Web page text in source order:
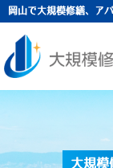
岡山で大規模修繕、ア
大規模